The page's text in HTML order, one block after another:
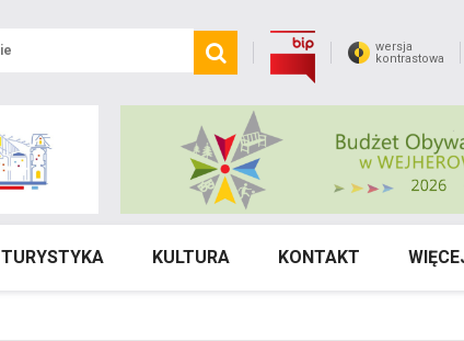
wersja
kontrastowa
TURYSTYKA KULTURA KONTAKT